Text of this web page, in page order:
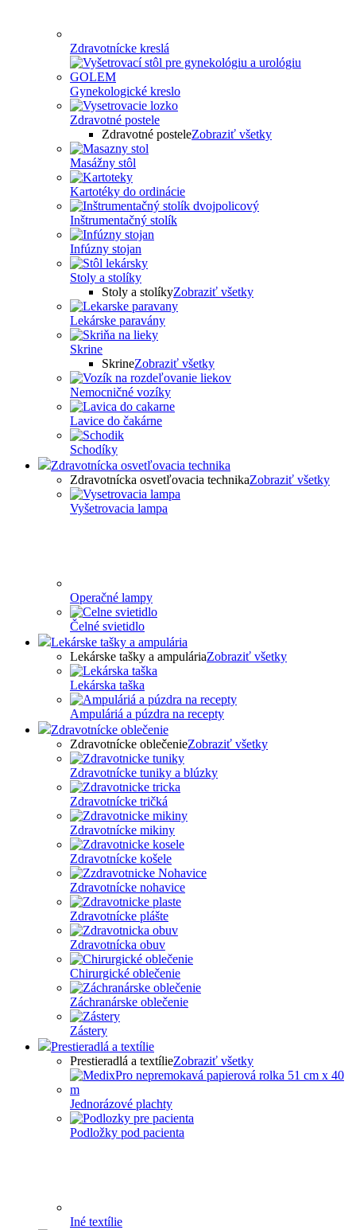
Zdravotnícke kreslá
Gynekologické kreslo
Zdravotné postele
Zdravotné posteleZobraziť všetky
Masážny stôl
Kartotéky do ordinácie
Inštrumentačný stolík
Infúzny stojan
Stoly a stolíky
Stoly a stolíkyZobraziť všetky
Lekárske paravány
Skrine
SkrineZobraziť všetky
Nemocničné vozíky
Lavice do čakárne
Schodíky
Zdravotnícka osvetľovacia technika
Zdravotnícka osvetľovacia technikaZobraziť všetky
Vyšetrovacia lampa
Operačné lampy
Čelné svietidlo
Lekárske tašky a ampulária
Lekárske tašky a ampuláriaZobraziť všetky
Lekárska taška
Ampuláriá a púzdra na recepty
Zdravotnícke oblečenie
Zdravotnícke oblečenieZobraziť všetky
Zdravotnícke tuniky a blúzky
Zdravotnícke tričká
Zdravotnícke mikiny
Zdravotnícke košele
Zdravotnícke nohavice
Zdravotnícke plášte
Zdravotnícka obuv
Chirurgické oblečenie
Záchranárske oblečenie
Zástery
Prestieradlá a textílie
Prestieradlá a textílieZobraziť všetky
Jednorázové plachty
Podložky pod pacienta
Iné textílie